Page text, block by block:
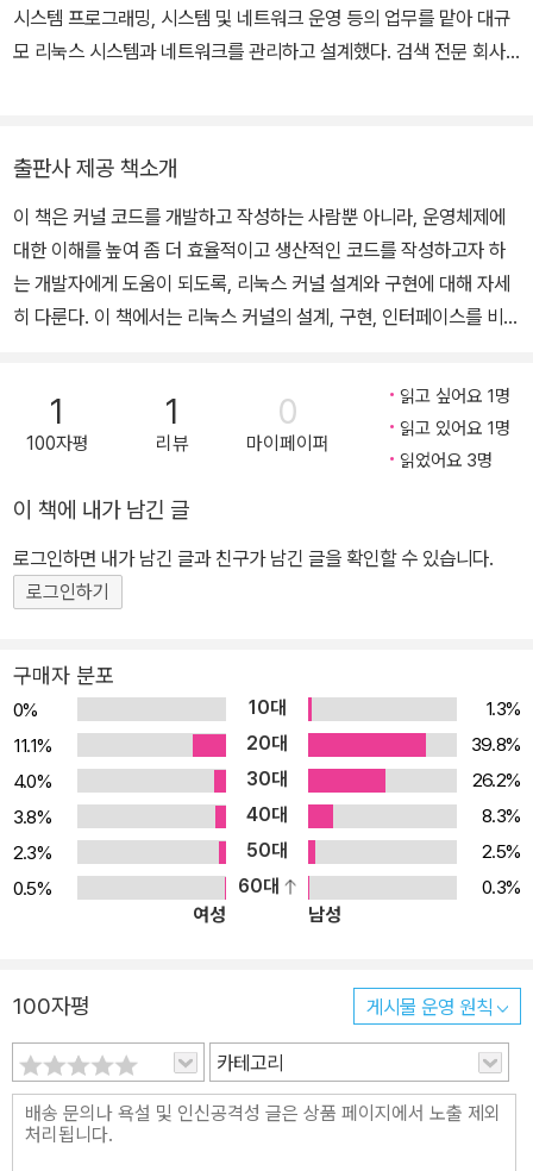
시스템 프로그래밍, 시스템 및 네트워크 운영 등의 업무를 맡아 대규
모 리눅스 시스템과 네트워크를 관리하고 설계했다. 검색 전문 회사
도 참여했다. 현재 삼성리서치 AI 센터 연구원으로 일하고 있다.
출판사 제공 책소개
이 책은 커널 코드를 개발하고 작성하는 사람뿐 아니라, 운영체제에
대한 이해를 높여 좀 더 효율적이고 생산적인 코드를 작성하고자 하
는 개발자에게 도움이 되도록, 리눅스 커널 설계와 구현에 대해 자세
히 다룬다. 이 책에서는 리눅스 커널의 설계, 구현, 인터페이스를 비롯
널에 대한 실용적인 관점과 이론적인 관점을 모두 제공하는 이 책은
다양한 관심과 필요성을 가진 독자들의 흥미를 끌 것이다. 핵심 커널
개발자이기도 한 저자는 2.6 커널에 대한 소중한 지식과 경험을 나누
머, 시스템 호출 인터페이스, 메모리 접근, 메모리 관리, 페이지 캐시,
VFS, 커널 동기화, 이식성 문제, 디버깅 기법 등을 다룬다. 이 책에서
는 2.6 커널의 가장 흥미로운 기능인 CFS 스케줄러, 선점 커널, 블럭
입출력 계층, 입출력 스케줄러 등의 내용도 다룬다. ★ 개정 3판에서
럽트 핸들러와 후반부 처리에 대한 자세한 내용 ■ 커널 동기화 및 잠
금에 대한 깊이 있는 설명 ■ 가상 메모리와 메모리 할당에 대한 설명
보강 ■ 리눅스 커널 디버깅 시 도움이 되는 기법 ■ 커널 패치를 제출
할 때 유용한 노하우와 리눅스 커널 공동체와 함께 일하는 방법 ★ 이
책의 대상 독자 ★ 이 책은 리눅스 커널을 이해하고자 하는 소프트웨
어 개발자를 대상으로 쓰여졌다. 이 책은 커널 소스를 줄 단위로 설명
하는 해설서가 아니다. 또한 드라이버 개발을 위한 가이드도, 커널 A
PI 참고도서도 아니다. 이 책의 목적은 리눅스 커널의 설계와 구현에
할 수 있게 해주는 것이다. 커널 개발은 재미있고 보람찬 일이므로, 나
는 독자를 가능한 한 순조롭게 이 세상으로 이끌고자 한다. 이 책은 학
구적인 독자와 실용적인 독자 모두를 만족시키기 위해 이론과 응용
모두를 다룬다. 나는 항상 응용을 이해하려면 이론부터 이해해야 한
다고 생각하지만, 이 책에서는 둘 사이의 균형을 맞추려고 노력했다.
여러분이 리눅스 커널을 공부하려는 동기가 무엇이든, 이 책의 커널
1
100자평
1
리뷰
0
마이페이퍼
읽고 싶어요 1명
읽고 있어요 1명
읽었어요 3명
이 책에 내가 남긴 글
로그인하면 내가 남긴 글과 친구가 남긴 글을 확인할 수 있습니다.
로그인하기
구매자 분포
0% 10대
1.3%
11.1%
20대
39.8%
4.0%
30대
26.2%
3.8%
40대
8.3%
2.3%
50대
2.5%
0.5%
60대
0.3%
여성
남성
100자평 게시물 운영 원칙
카테고리